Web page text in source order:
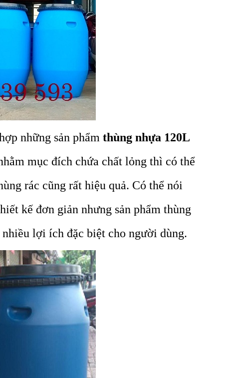
những sản phẩm thùng nhựa 120L
mục đích chứa chất lỏng thì có thể
rác cũng rất hiệu quả. Có thể nói
kế đơn giản nhưng sản phẩm thùng
nhiều lợi ích đặc biệt cho người dùng.